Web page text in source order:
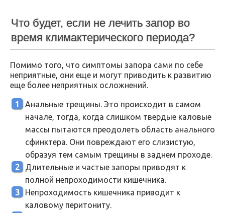
Что будет, если не лечить запор во
время климактерического периода?
Помимо того, что симптомы запора сами по себе
неприятные, они еще и могут приводить к развитию
еще более неприятных осложнений.
Анальные трещины. Это происходит в самом
начале, тогда, когда слишком твердые каловые
массы пытаются преодолеть область анального
сфинктера. Они повреждают его слизистую,
образуя тем самым трещины в заднем проходе.
Длительные и частые запоры приводят к
полной непроходимости кишечника.
Непроходимость кишечника приводит к
каловому перитониту.